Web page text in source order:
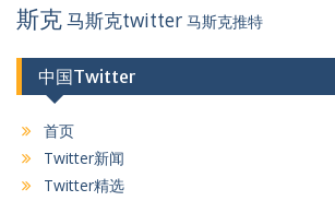
斯克马斯克twitter 马斯克推特
中国Twitter
首页
Twitter新闻
Twitter精选